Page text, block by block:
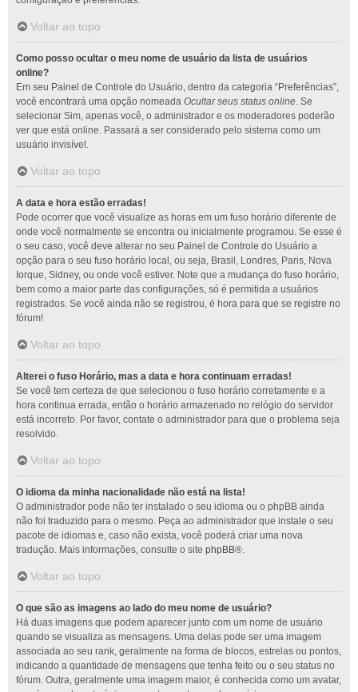
Voltar ao topo
Como posso ocultar o meu nome de usuário da lista de usuários
online?
Em seu Painel de Controle do Usuário, dentro da categoria “Preferências”,
você encontrará uma opção nomeada Ocultar seus status online. Se
selecionar Sim, apenas você, o administrador e os moderadores poderão
ver que está online. Passará a ser considerado pelo sistema como um
usuário invisível.
Voltar ao topo
A data e hora estão erradas!
Pode ocorrer que você visualize as horas em um fuso horário diferente de
onde você normalmente se encontra ou inicialmente programou. Se esse é
o seu caso, você deve alterar no seu Painel de Controle do Usuário a
opção para o seu fuso horário local, ou seja, Brasil, Londres, Paris, Nova
Iorque, Sidney, ou onde você estiver. Note que a mudança do fuso horário,
bem como a maior parte das configurações, só é permitida a usuários
registrados. Se você ainda não se registrou, é hora para que se registre no
fórum!
Voltar ao topo
Alterei o fuso Horário, mas a data e hora continuam erradas!
Se você tem certeza de que selecionou o fuso horário corretamente e a
hora continua errada, então o horário armazenado no relógio do servidor
está incorreto. Por favor, contate o administrador para que o problema seja
resolvido.
Voltar ao topo
O idioma da minha nacionalidade não está na lista!
O administrador pode não ter instalado o seu idioma ou o phpBB ainda
não foi traduzido para o mesmo. Peça ao administrador que instale o seu
pacote de idiomas e, caso não exista, você poderá criar uma nova
tradução. Mais informações, consulte o site phpBB®.
Voltar ao topo
O que são as imagens ao lado do meu nome de usuário?
Há duas imagens que podem aparecer junto com um nome de usuário
quando se visualiza as mensagens. Uma delas pode ser uma imagem
associada ao seu rank, geralmente na forma de blocos, estrelas ou pontos,
indicando a quantidade de mensagens que tenha feito ou o seu status no
fórum. Outra, geralmente uma imagem maior, é conhecida como um avatar,